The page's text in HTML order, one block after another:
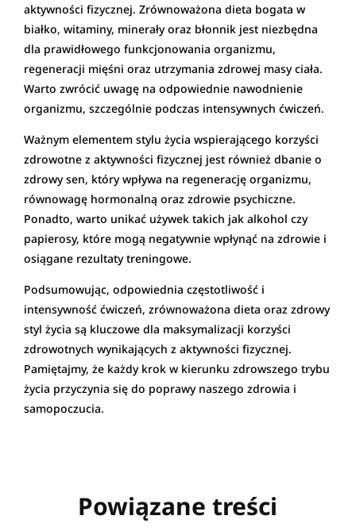
aktywności fizycznej. Zrównoważona dieta bogata w
białko, witaminy, minerały oraz błonnik jest niezbędna
dla prawidłowego funkcjonowania organizmu,
regeneracji mięśni oraz utrzymania zdrowej masy ciała.
Warto zwrócić uwagę na odpowiednie nawodnienie
organizmu, szczególnie podczas intensywnych ćwiczeń.
Ważnym elementem stylu życia wspierającego korzyści
zdrowotne z aktywności fizycznej jest również dbanie o
zdrowy sen, który wpływa na regenerację organizmu,
równowagę hormonalną oraz zdrowie psychiczne.
Ponadto, warto unikać używek takich jak alkohol czy
papierosy, które mogą negatywnie wpłynąć na zdrowie i
osiągane rezultaty treningowe.
Podsumowując, odpowiednia częstotliwość i
intensywność ćwiczeń, zrównoważona dieta oraz zdrowy
styl życia są kluczowe dla maksymalizacji korzyści
zdrowotnych wynikających z aktywności fizycznej.
Pamiętajmy, że każdy krok w kierunku zdrowszego trybu
życia przyczynia się do poprawy naszego zdrowia i
samopoczucia.
Powiązane treści